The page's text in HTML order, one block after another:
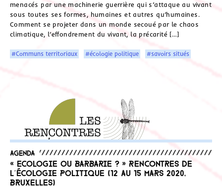
menacés par une machinerie guerrière qui s’attaque au vivant
sous toutes ses formes, humaines et autres qu’humaines.
Comment se projeter dans un monde secoué par le chaos
climatique, l’effondrement du vivant, la précarité […]
#Communs territoriaux #écologie politique #savoirs situés
Agenda
« Ecologie ou barbarie ? » Rencontres de
l’écologie politique (12 au 15 mars 2020,
Bruxelles)